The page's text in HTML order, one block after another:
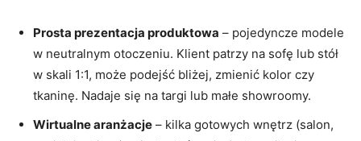
Prosta prezentacja produktowa – pojedyncze modele
w neutralnym otoczeniu. Klient patrzy na sofę lub stół
w skali 1:1, może podejść bliżej, zmienić kolor czy
tkaninę. Nadaje się na targi lub małe showroomy.
Wirtualne aranżacje – kilka gotowych wnętrz (salon,